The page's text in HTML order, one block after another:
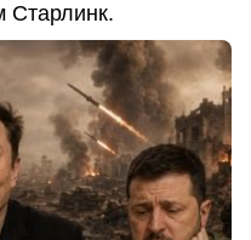
Старлинк.